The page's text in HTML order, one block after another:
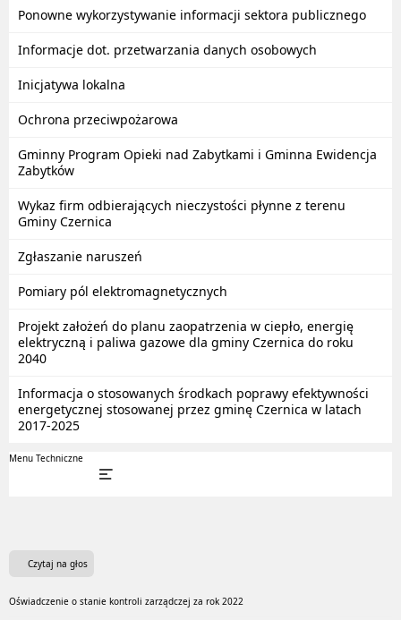
Ponowne wykorzystywanie informacji sektora publicznego
Informacje dot. przetwarzania danych osobowych
Inicjatywa lokalna
Ochrona przeciwpożarowa
Gminny Program Opieki nad Zabytkami i Gminna Ewidencja
Zabytków
Wykaz firm odbierających nieczystości płynne z terenu
Gminy Czernica
Zgłaszanie naruszeń
Pomiary pól elektromagnetycznych
Projekt założeń do planu zaopatrzenia w ciepło, energię
elektryczną i paliwa gazowe dla gminy Czernica do roku
2040
Informacja o stosowanych środkach poprawy efektywności
energetycznej stosowanej przez gminę Czernica w latach
2017-2025
Menu Techniczne
Czytaj na głos
Oświadczenie o stanie kontroli zarządczej za rok 2022